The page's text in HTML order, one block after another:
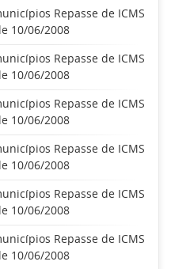
Repasse de ICMS
10/06/2008
Repasse de ICMS
10/06/2008
Repasse de ICMS
10/06/2008
Repasse de ICMS
10/06/2008
Repasse de ICMS
10/06/2008
Repasse de ICMS
10/06/2008